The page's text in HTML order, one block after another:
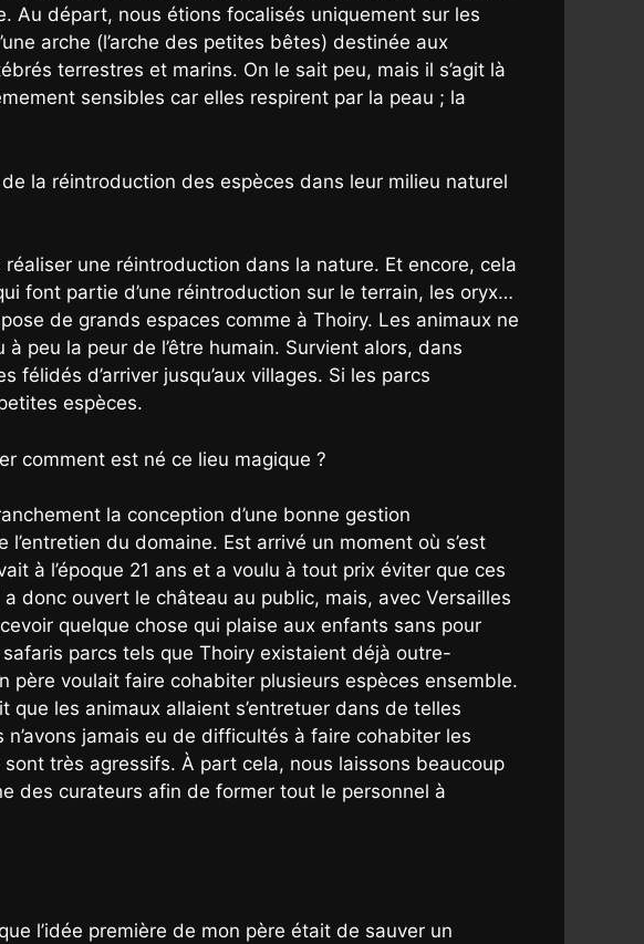
Au départ, nous étions focalisés uniquement sur les
arche (l’arche des petites bêtes) destinée aux
terrestres et marins. On le sait peu, mais il s’agit là
sensibles car elles respirent par la peau ; la
la réintroduction des espèces dans leur milieu naturel
une réintroduction dans la nature. Et encore, cela
font partie d’une réintroduction sur le terrain, les oryx…
de grands espaces comme à Thoiry. Les animaux ne
peu la peur de l’être humain. Survient alors, dans
félidés d’arriver jusqu’aux villages. Si les parcs
espèces.
comment est né ce lieu magique ?
la conception d’une bonne gestion
du domaine. Est arrivé un moment où s’est
à l’époque 21 ans et a voulu à tout prix éviter que ces
donc ouvert le château au public, mais, avec Versailles
quelque chose qui plaise aux enfants sans pour
parcs tels que Thoiry existaient déjà outre-
père voulait faire cohabiter plusieurs espèces ensemble.
les animaux allaient s’entretuer dans de telles
jamais eu de difficultés à faire cohabiter les
très agressifs. À part cela, nous laissons beaucoup
des curateurs afin de former tout le personnel à
l’idée première de mon père était de sauver un